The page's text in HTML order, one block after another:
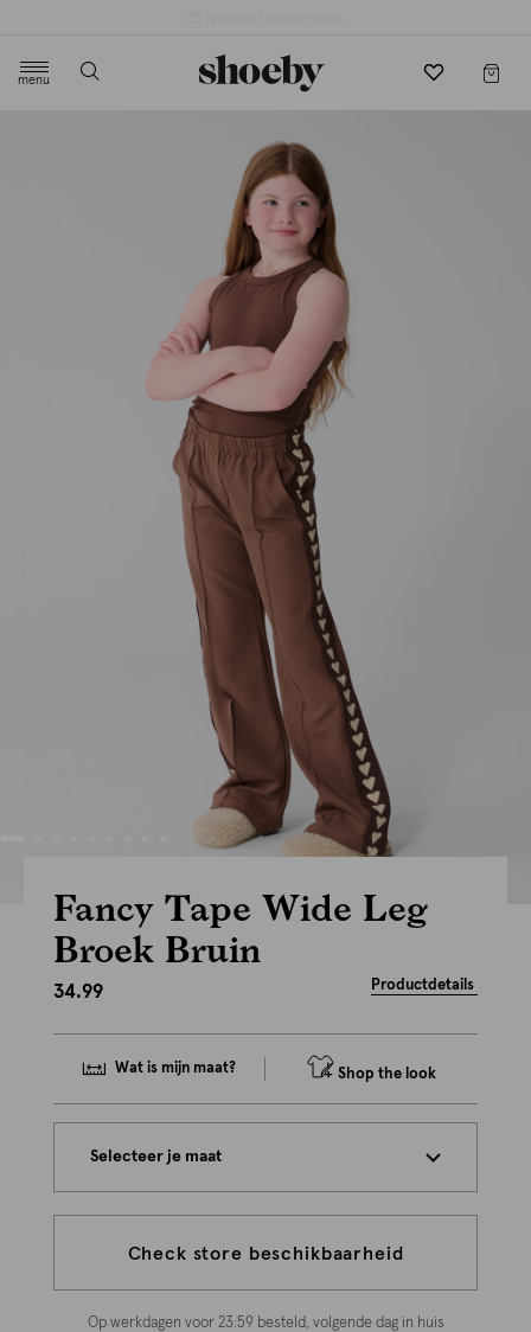
menu
Fancy Tape Wide Leg
Broek Bruin
34.99 Productdetails
Wat is mijn maat? Shop the look
Selecteer je maat
Check store beschikbaarheid
Op werkdagen voor 23:59 besteld, volgende dag in huis